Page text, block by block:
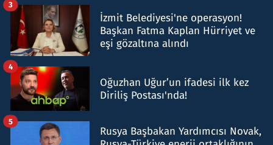
İzmit Belediyesi'ne operasyon!
Başkan Fatma Kaplan Hürriyet ve
eşi gözaltına alındı
3
Oğuzhan Uğur’un ifadesi ilk kez
Diriliş Postası'nda!
4
Rusya Başbakan Yardımcısı Novak,
5